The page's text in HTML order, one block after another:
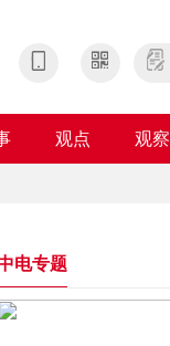
观点 观察
电专题